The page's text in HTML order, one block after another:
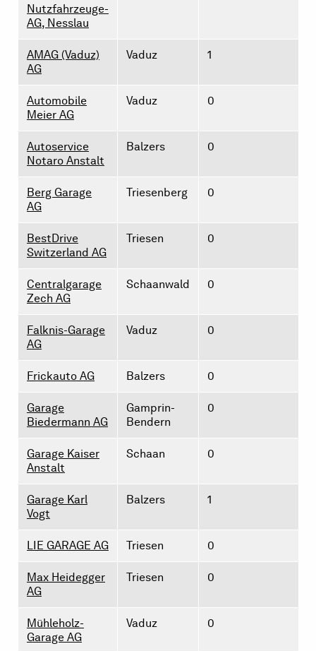
Nutzfahrzeuge-
AG, Nesslau
AMAG (Vaduz)
AG
Vaduz 1
Automobile
Meier AG
Vaduz 0
Autoservice
Notaro Anstalt
Balzers 0
Berg Garage
AG
Triesenberg 0
BestDrive
Switzerland AG
Triesen 0
Centralgarage
Zech AG
Schaanwald 0
Falknis-Garage
AG
Vaduz 0
Frickauto AG Balzers 0
Garage
Biedermann AG
Gamprin-
Bendern
0
Garage Kaiser
Anstalt
Schaan 0
Garage Karl
Vogt
Balzers 1
LIE GARAGE AG Triesen 0
Max Heidegger
AG
Triesen 0
Mühleholz-
Garage AG
Vaduz 0